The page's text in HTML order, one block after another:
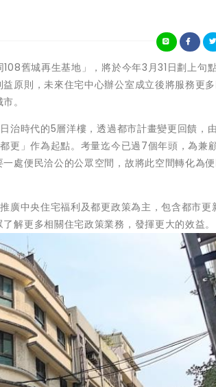
舊城再生基地」，將於今年3月31日劃上句
原則，未來住宅中心辦公室成立後將服務更多
。
治時代的5層洋樓，透過都市計畫變更回饋，
更」作為起點。考量迄今已過7個年頭，為兼
處便民洽公的公眾空間，故將此空間轉化為
廣中央住宅福利及都更政策為主，包含都市更
解更多相關住宅政策業務，發揮更大的效益。